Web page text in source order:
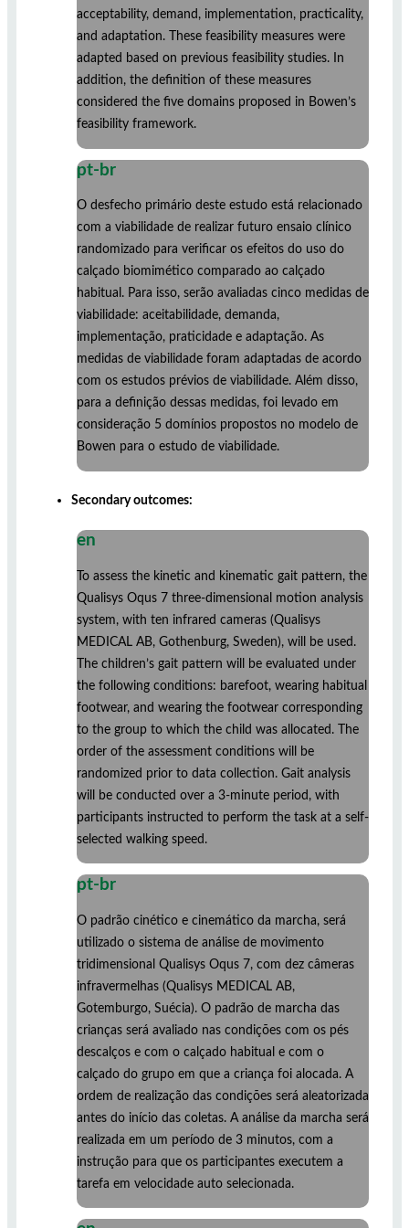
acceptability, demand, implementation, practicality,
and adaptation. These feasibility measures were
adapted based on previous feasibility studies. In
addition, the definition of these measures
considered the five domains proposed in Bowen’s
feasibility framework.
pt-br
O desfecho primário deste estudo está relacionado
com a viabilidade de realizar futuro ensaio clínico
randomizado para verificar os efeitos do uso do
calçado biomimético comparado ao calçado
habitual. Para isso, serão avaliadas cinco medidas de
viabilidade: aceitabilidade, demanda,
implementação, praticidade e adaptação. As
medidas de viabilidade foram adaptadas de acordo
com os estudos prévios de viabilidade. Além disso,
para a definição dessas medidas, foi levado em
consideração 5 domínios propostos no modelo de
Bowen para o estudo de viabilidade.
Secondary outcomes:
en
To assess the kinetic and kinematic gait pattern, the
Qualisys Oqus 7 three-dimensional motion analysis
system, with ten infrared cameras (Qualisys
MEDICAL AB, Gothenburg, Sweden), will be used.
The children’s gait pattern will be evaluated under
the following conditions: barefoot, wearing habitual
footwear, and wearing the footwear corresponding
to the group to which the child was allocated. The
order of the assessment conditions will be
randomized prior to data collection. Gait analysis
will be conducted over a 3-minute period, with
participants instructed to perform the task at a self-
selected walking speed.
pt-br
O padrão cinético e cinemático da marcha, será
utilizado o sistema de análise de movimento
tridimensional Qualisys Oqus 7, com dez câmeras
infravermelhas (Qualisys MEDICAL AB,
Gotemburgo, Suécia). O padrão de marcha das
crianças será avaliado nas condições com os pés
descalços e com o calçado habitual e com o
calçado do grupo em que a criança foi alocada. A
ordem de realização das condições será aleatorizada
antes do início das coletas. A análise da marcha será
realizada em um período de 3 minutos, com a
instrução para que os participantes executem a
tarefa em velocidade auto selecionada.